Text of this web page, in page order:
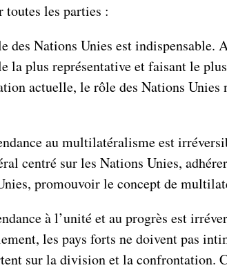
toutes les parties :
des Nations Unies est indispensable.
la plus représentative et faisant le
actuelle, le rôle des Nations
au multilatéralisme est
centré sur les Nations Unies,
promouvoir le concept de
à l’unité et au progrès est
les pays forts ne doivent pas
sur la division et la confrontation.